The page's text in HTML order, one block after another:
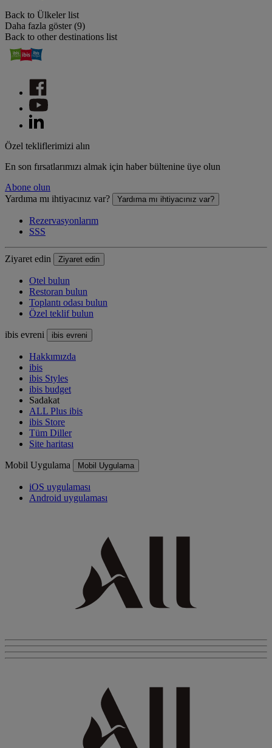
Back to Ülkeler list
Daha fazla göster (9)
Back to other destinations list
Özel tekliflerimizi alın
En son fırsatlarımızı almak için haber bültenine üye olun
Abone olun
Yardıma mı ihtiyacınız var?
Yardıma mı ihtiyacınız var?
Rezervasyonlarım
SSS
Ziyaret edin Ziyaret edin
Otel bulun
Restoran bulun
Toplantı odası bulun
Özel teklif bulun
ibis evreni ibis evreni
Hakkımızda
ibis
ibis Styles
ibis budget
Sadakat
ALL Plus ibis
ibis Store
Tüm Diller
Site haritası
Mobil Uygulama Mobil Uygulama
iOS uygulaması
Android uygulaması